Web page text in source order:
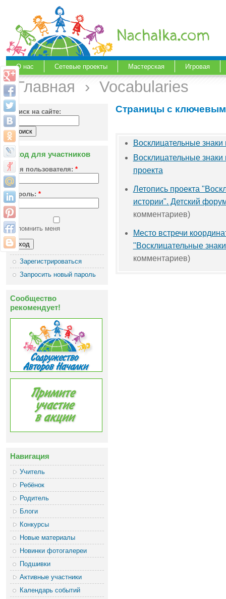
О нас Сетевые проекты Мастерская Игровая
Главная › Vocabularies
Поиск на сайте:
Вход для участников
Имя пользователя: *
Пароль: *
Запомнить меня
Зарегистрироваться
Запросить новый пароль
Сообщество
рекомендует!
Навигация
Учитель
Ребёнок
Родитель
Блоги
Конкурсы
Новые материалы
Новинки фотогалереи
Подшивки
Активные участники
Календарь событий
Страницы с
Восклицательные знаки
Восклицательные знаки
проекта
Летопись проекта
истории". Детский
комментариев)
Место встречи
"Восклицательные
комментариев)